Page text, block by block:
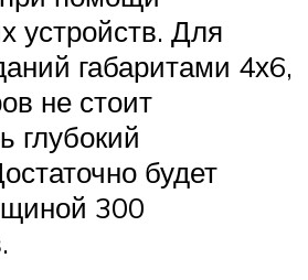
устройств. Для
габаритами 4х6,
не стоит
глубокий
будет
300